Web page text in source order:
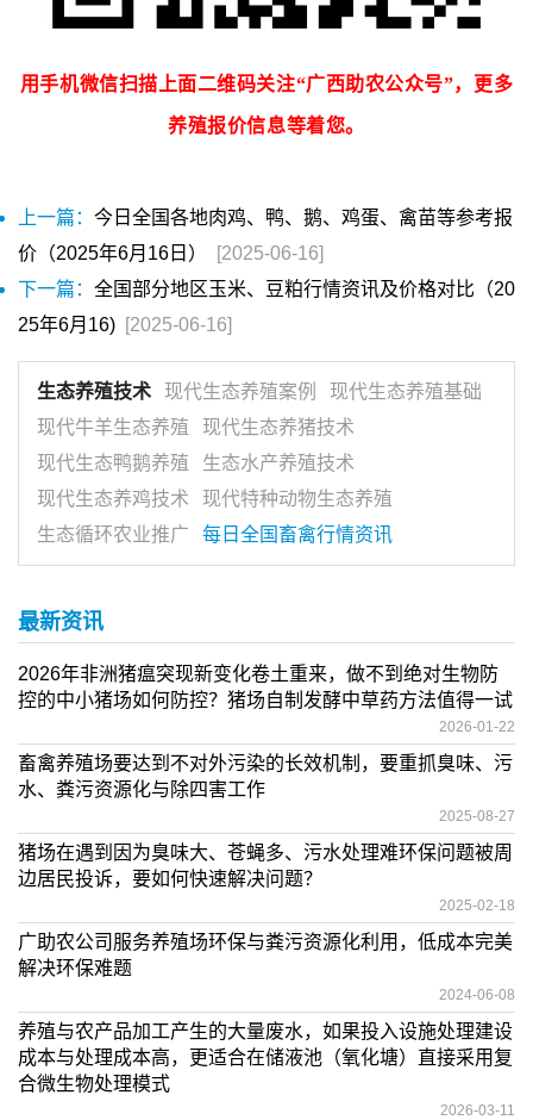
用手机微信扫描上面二维码关注“广西助农公众号”，更多
养殖报价信息等着您。
上一篇： 今日全国各地肉鸡、鸭、鹅、鸡蛋、禽苗等参考报
价（2025年6月16日）
[2025-06-16]
下一篇： 全国部分地区玉米、豆粕行情资讯及价格对比（20
25年6月16) [2025-06-16]
生态养殖技术 现代生态养殖案例
现代生态养殖基础
现代牛羊生态养殖
现代生态养猪技术
现代生态鸭鹅养殖
生态水产养殖技术
现代生态养鸡技术
现代特种动物生态养殖
生态循环农业推广
每日全国畜禽行情资讯
最新资讯
2026年非洲猪瘟突现新变化卷土重来，做不到绝对生物防
控的中小猪场如何防控？猪场自制发酵中草药方法值得一试
2026-01-22
畜禽养殖场要达到不对外污染的长效机制，要重抓臭味、污
水、粪污资源化与除四害工作
2025-08-27
猪场在遇到因为臭味大、苍蝇多、污水处理难环保问题被周
边居民投诉，要如何快速解决问题？
2025-02-18
广助农公司服务养殖场环保与粪污资源化利用，低成本完美
解决环保难题
2024-06-08
养殖与农产品加工产生的大量废水，如果投入设施处理建设
成本与处理成本高，更适合在储液池（氧化塘）直接采用复
合微生物处理模式
2026-03-11